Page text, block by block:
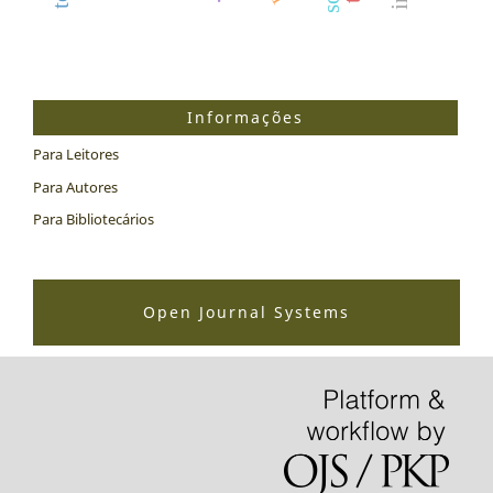
Informações
Para Leitores
Para Autores
Para Bibliotecários
Open Journal Systems